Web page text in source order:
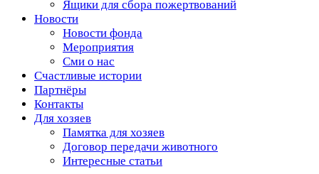
Ящики для сбора пожертвований
Новости
Новости фонда
Мероприятия
Сми о нас
Счастливые истории
Партнёры
Контакты
Для хозяев
Памятка для хозяев
Договор передачи животного
Интересные статьи